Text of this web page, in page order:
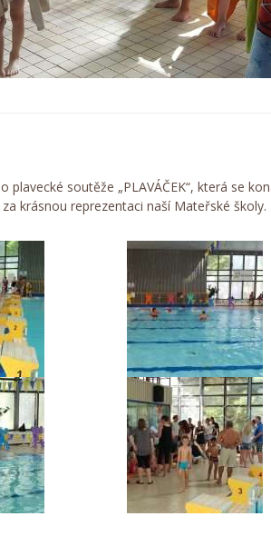
soutěže „PLAVÁČEK“, která se
krásnou reprezentaci naší Mateřské školy.